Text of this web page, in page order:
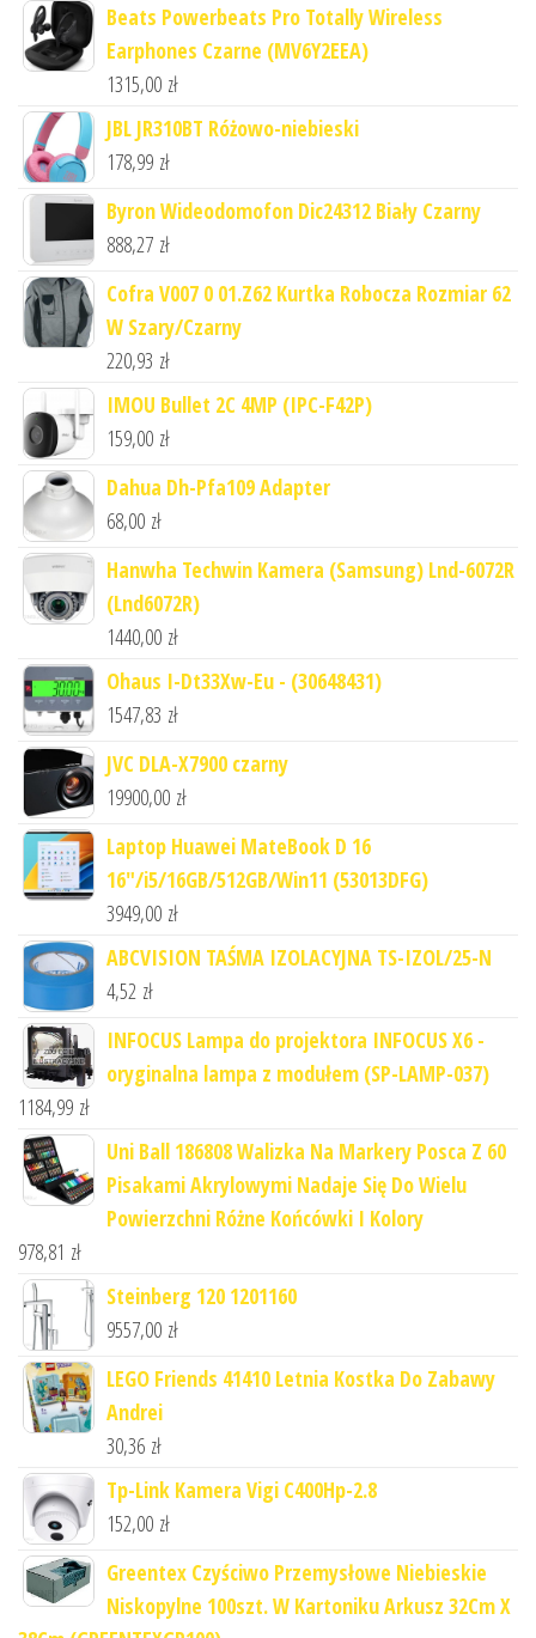
Beats Powerbeats Pro Totally Wireless
Earphones Czarne (MV6Y2EEA)
1315,00 zł
JBL JR310BT Różowo-niebieski
178,99 zł
Byron Wideodomofon Dic24312 Biały Czarny
888,27 zł
Cofra V007 0 01.Z62 Kurtka Robocza Rozmiar 62
W Szary/Czarny
220,93 zł
IMOU Bullet 2C 4MP (IPC-F42P)
159,00 zł
Dahua Dh-Pfa109 Adapter
68,00 zł
Hanwha Techwin Kamera (Samsung) Lnd-6072R
(Lnd6072R)
1440,00 zł
Ohaus I-Dt33Xw-Eu - (30648431)
1547,83 zł
JVC DLA-X7900 czarny
19900,00 zł
Laptop Huawei MateBook D 16
16"/i5/16GB/512GB/Win11 (53013DFG)
3949,00 zł
ABCVISION TAŚMA IZOLACYJNA TS-IZOL/25-N
4,52 zł
INFOCUS Lampa do projektora INFOCUS X6 -
oryginalna lampa z modułem (SP-LAMP-037)
1184,99 zł
Uni Ball 186808 Walizka Na Markery Posca Z 60
Pisakami Akrylowymi Nadaje Się Do Wielu
Powierzchni Różne Końcówki I Kolory
978,81 zł
Steinberg 120 1201160
9557,00 zł
LEGO Friends 41410 Letnia Kostka Do Zabawy
Andrei
30,36 zł
Tp-Link Kamera Vigi C400Hp-2.8
152,00 zł
Greentex Czyściwo Przemysłowe Niebieskie
Niskopylne 100szt. W Kartoniku Arkusz 32Cm X